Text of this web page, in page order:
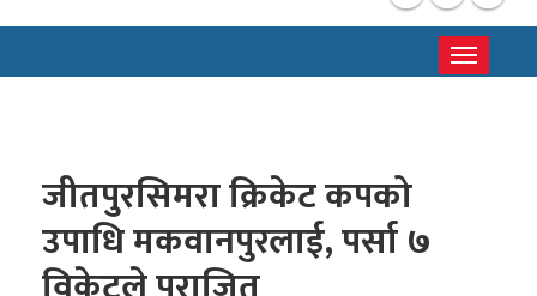
Toggle
जीतपुरसिमरा क्रिकेट कपको
उपाधि मकवानपुरलाई, पर्सा ७